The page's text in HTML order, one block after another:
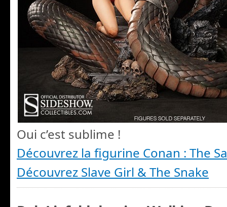
Oui c’est sublime !
Découvrez la figurine Conan : The
Découvrez Slave Girl & The Snake